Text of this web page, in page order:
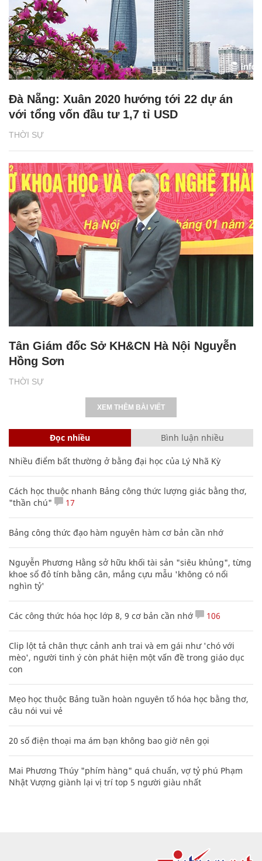
THỜI SỰ
Đà Nẵng: Xuân 2020 hướng tới 22 dự án
với tổng vốn đầu tư 1,7 tỉ USD
THỜI SỰ
Tân Giám đốc Sở KH&CN Hà Nội Nguyễn
Hồng Sơn
XEM THÊM BÀI VIẾT
Đọc nhiều Bình luận nhiều
Nhiều điểm bất thường ở bằng đại học của Lý Nhã Kỳ
Cách học thuộc nhanh Bảng công thức lượng giác bằng thơ,
"thần chú"
17
Bảng công thức đạo hàm nguyên hàm cơ bản cần nhớ
Nguyễn Phương Hằng sở hữu khối tài sản "siêu khủng", từng
khoe sổ đỏ tính bằng cân, mắng cựu mẫu 'không có nổi
nghìn tỷ'
Các công thức hóa học lớp 8, 9 cơ bản cần nhớ 106
Clip lột tả chân thực cảnh anh trai và em gái như 'chó với
mèo', người tinh ý còn phát hiện một vấn đề trong giáo dục
con
Mẹo học thuộc Bảng tuần hoàn nguyên tố hóa học bằng thơ,
câu nói vui vẻ
20 số điện thoại ma ám bạn không bao giờ nên gọi
Mai Phương Thúy "phím hàng" quá chuẩn, vợ tỷ phú Phạm
Nhật Vượng giành lại vị trí top 5 người giàu nhất